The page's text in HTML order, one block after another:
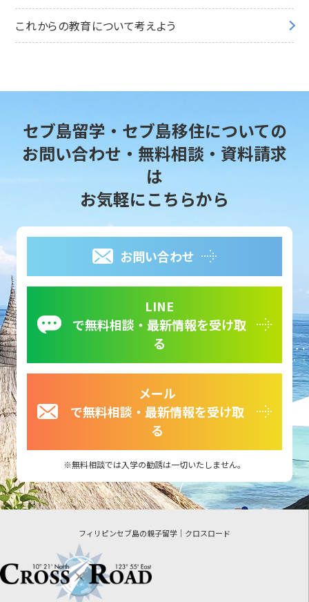
これからの教育について考えよう
セブ島留学・セブ島移住についての
お問い合わせ・無料相談・資料請求
は
お気軽にこちらから
お問い合わせ
LINE
で無料相談・最新情報を受け取
る
メール
で無料相談・最新情報を受け取
る
無料相談では入学の勧誘は一切いたしません。
フィリピンセブ島の親子留学｜クロスロード